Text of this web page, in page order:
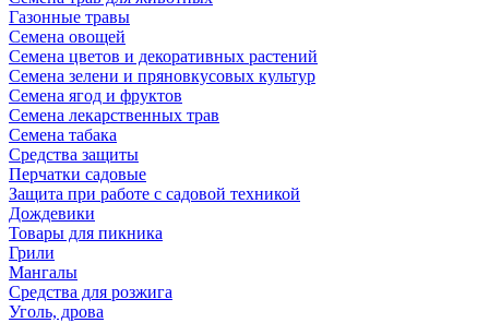
Газонные травы
Семена овощей
Семена цветов и декоративных растений
Семена зелени и пряновкусовых культур
Семена ягод и фруктов
Семена лекарственных трав
Семена табака
Средства защиты
Перчатки садовые
Защита при работе с садовой техникой
Дождевики
Товары для пикника
Грили
Мангалы
Средства для розжига
Уголь, дрова